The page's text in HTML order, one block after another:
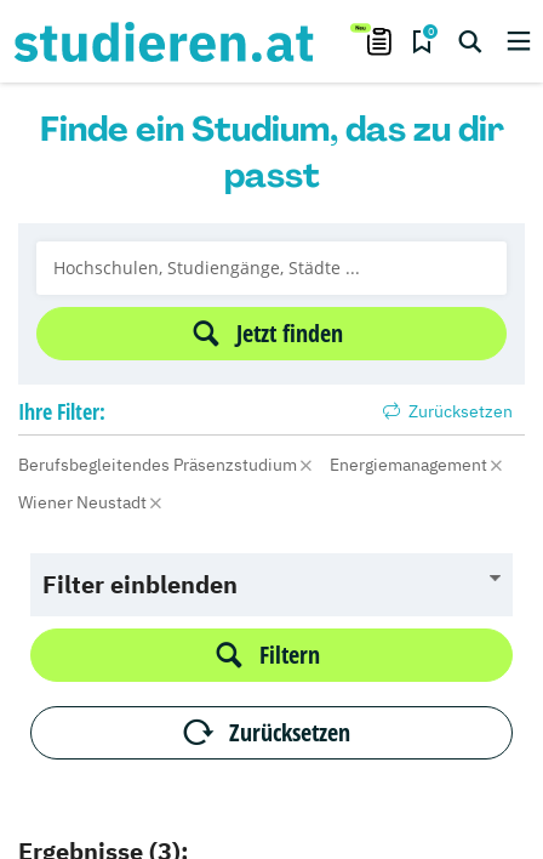
0
Finde ein Studium, das zu dir
passt
Jetzt finden
Ihre Filter: Zurücksetzen
Berufsbegleitendes Präsenzstudium
Energiemanagement
Wiener Neustadt
Filter einblenden
Filtern
Zurücksetzen
Ergebnisse (3):